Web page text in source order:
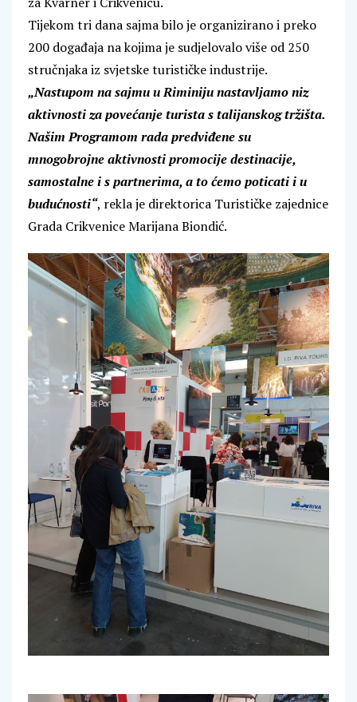
Tijekom tri dana sajma bilo je organizirano i preko
200 događaja na kojima je sudjelovalo više od 250
stručnjaka iz svjetske turističke industrije.
„Nastupom na sajmu u Riminiju nastavljamo niz
aktivnosti za povećanje turista s talijanskog tržišta.
Našim Programom rada predviđene su
mnogobrojne aktivnosti promocije destinacije,
samostalne i s partnerima, a to ćemo poticati i u
budućnosti“, rekla je direktorica Turističke zajednice
Grada Crikvenice Marijana Biondić.